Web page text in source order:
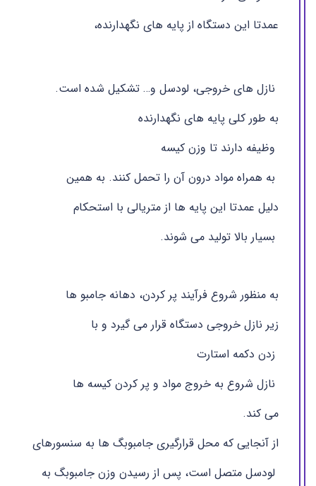
عمدتا این دستگاه از پایه های نگهدارنده،
نازل های خروجی، لودسل و… تشکیل شده است.
به طور کلی پایه های نگهدارنده
وظیفه دارند تا وزن کیسه
به همراه مواد درون آن را تحمل کنند. به همین
دلیل عمدتا این پایه ها از متریالی با استحکام
بسیار بالا تولید می شوند.
به منظور شروع فرآیند پر کردن، دهانه جامبو ها
زیر نازل خروجی دستگاه قرار می گیرد و با
زدن دکمه استارت
نازل شروع به خروج مواد و پر کردن کیسه ها
می کند.
از آنجایی که محل قرارگیری جامبوبگ ها به سنسورهای
لودسل متصل است، پس از رسیدن وزن جامبوبگ به